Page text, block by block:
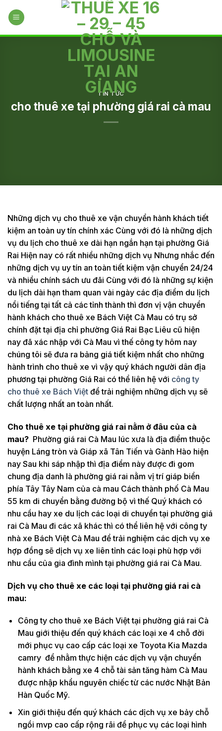
TIN TỨC
cho thuê xe tại phường giá rai cà mau
Những dịch vụ cho thuê xe vận chuyển hành khách tiết
kiệm an toàn uy tín chính xác Cùng với đó là những dịch
vụ du lịch cho thuê xe dài hạn ngắn hạn tại phường Giá
Rai Hiện nay có rất nhiều những dịch vụ Nhưng nhắc đến
những dịch vụ uy tín an toàn tiết kiệm vận chuyển 24/24
và nhiều chính sách ưu đãi Cùng với đó là những sự kiện
du lịch dài hạn tham quan vài ngày các địa điểm du lịch
nổi tiếng tại tất cả các tỉnh thành thì đơn vị vận chuyển
hành khách cho thuê xe Bách Việt Cà Mau có trụ sở
chính đặt tại địa chỉ phường Giá Rai Bạc Liêu cũ hiện
nay đã xác nhập với Cà Mau vì thế công ty hôm nay
chúng tôi sẽ đưa ra bảng giá tiết kiệm nhất cho những
hành trình cho thuê xe vì vậy quý khách người dân địa
phương tại phường Giá Rai có thể liên hệ với công ty
cho thuê xe Bách Việt để trải nghiệm những dịch vụ sẽ
chất lượng nhất an toàn nhất.
Cho thuê xe tại phường giá rai nằm ở đâu của cà
mau? Phường giá rai Cà Mau lúc xưa là địa điểm thuộc
huyện Láng tròn và Giáp xã Tân Tiến và Gành Hào hiện
nay Sau khi sáp nhập thì địa điểm này được đi gom
chung địa danh là phường giá rai nằm vị trí giáp biển
phía Tây Tây Nam của cà mau Cách thành phố Cà Mau
55 km di chuyển bằng đường bộ vì thế Quý khách có
nhu cầu hay xe du lịch các loại di chuyển tại phường giá
rai Cà Mau đi các xã khác thì có thể liên hệ với công ty
nhà xe Bách Việt Cà Mau để trải nghiệm các dịch vụ xe
hợp đồng sẽ dịch vụ xe liên tỉnh các loại phù hợp với
nhu cầu của gia đình mình tại phường giá rai Cà Mau.
Dịch vụ cho thuê xe các loại tại phường giá rai cà
mau:
Công ty cho thuê xe Bách Việt tại phường giá rai Cà
Mau giới thiệu đến quý khách các loại xe 4 chỗ đời
mới phục vụ cao cấp các loại xe Toyota Kia Mazda
camry để nhằm thực hiện các dịch vụ vận chuyển
hành khách bằng xe 4 chỗ tài sản tăng hàm Cà Mau
được nhập khẩu nguyên chiếc từ các nước Nhật Bản
Hàn Quốc Mỹ.
Xin giới thiệu đến quý khách các dịch vụ xe bảy chỗ
ngồi mvp cao cấp rộng rãi để phục vụ các loại hình